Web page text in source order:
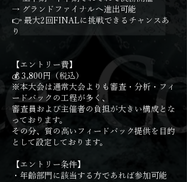
→ グランドファイナルへ進出可能
👉 最大2回FINALに挑戦できるチャンスあ
り
【エントリー費】
💰 3,800円（税込）
※本大会は通常大会よりも審査・分析・フィ
ードバックの工程が多く、
審査員および主催者の負担が大きい構成とな
っております。
その分、質の高いフィードバック提供を目的
として設定しております。
【エントリー条件】
・年齢部門に該当する方であれば参加可能